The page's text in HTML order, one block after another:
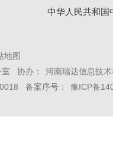
中华人民共和国
地图
室 协办：
河南瑞达信息技
备案序号：
豫ICP备